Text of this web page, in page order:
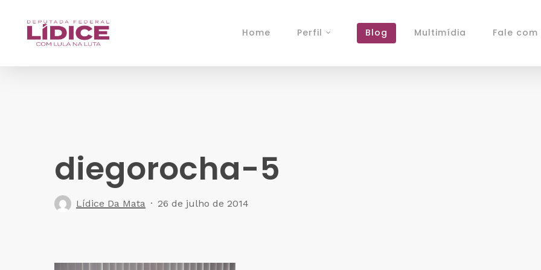
Home Perfil Blog Multimídia Fale com
diegorocha-5
Lídice Da Mata 26 de julho de 2014